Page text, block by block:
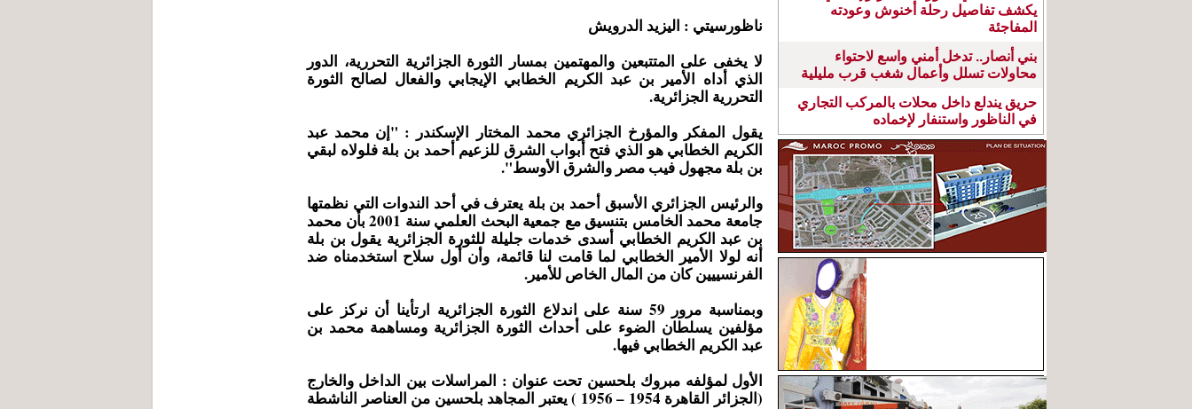
ناظورسيتي : اليزيد الدرويش
لا يخفى على المتتبعين والمهتمين بمسار الثورة الجزائرية التحررية، الدور
الذي أداه الأمير بن عبد الكريم الخطابي الإيجابي والفعال لصالح الثورة
التحررية الجزائرية.
يقول المفكر والمؤرخ الجزائري محمد المختار الإسكندر : "إن محمد عبد
الكريم الخطابي هو الذي فتح أبواب الشرق للزعيم أحمد بن بلة فلولاه لبقي
بن بلة مجهول فيب مصر والشرق الأوسط".
والرئيس الجزائري الأسبق أحمد بن بلة يعترف في أحد الندوات التي نظمتها
جامعة محمد الخامس بتنسيق مع جمعية البحث العلمي سنة 2001 بأن محمد
بن عبد الكريم الخطابي أسدى خدمات جليلة للثورة الجزائرية يقول بن بلة
أنه لولا الأمير الخطابي لما قامت لنا قائمة، وأن أول سلاح استخدمناه ضد
الفرنسييين كان من المال الخاص للأمير.
وبمناسبة مرور 59 سنة على اندلاع الثورة الجزائرية ارتأينا أن نركز على
مؤلفين يسلطان الضوء على أحداث الثورة الجزائرية ومساهمة محمد بن
عبد الكريم الخطابي فيها.
الأول لمؤلفه مبروك بلحسين تحت عنوان : المراسلات بين الداخل والخارج
(الجزائر القاهرة 1954 – 1956 ) يعتبر المجاهد بلحسين من العناصر الناشطة
يكشف تفاصيل رحلة أخنوش وعودته
المفاجئة
بني أنصار.. تدخل أمني واسع لاحتواء
محاولات تسلل وأعمال شغب قرب مليلية
حريق يندلع داخل محلات بالمركب التجاري
في الناظور واستنفار لإخماده